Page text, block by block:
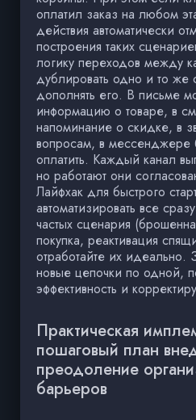
оплатил заказ на любом
действия автоматически
построения таких
логику переходов между
дублировать одно и то
дополнять его. В письме
информацию о товаре, в
напоминание о скидке, в
вопросам, в мессенджере
оплатить. Каждый канал
но работают они
Лайфхак для быстрого
автоматизировать все
частых сценария
покупка, реактивация
отработайте их идеально.
новые цепочки по одной,
эффективность и
Практическая
пошаговый план
преодоление
барьеров